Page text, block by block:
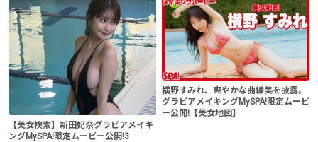
【美女検索】新田妃奈グラビアメイキ
ングMySPA!限定ムービー公開!3
横野すみれ、爽やかな曲線美を披露。
グラビアメイキングMySPA!限定ムービ
ー公開!【美女地図】